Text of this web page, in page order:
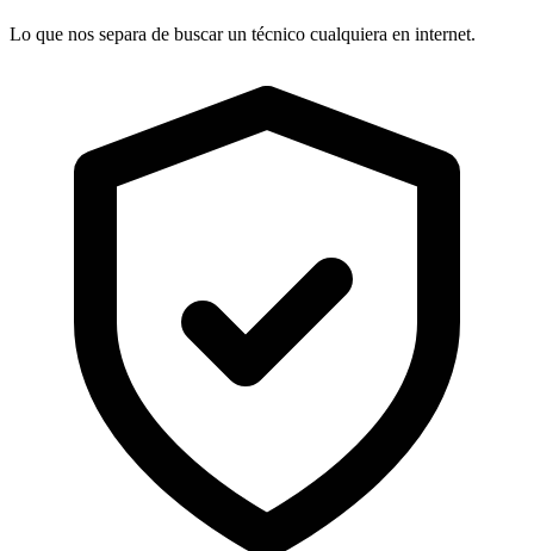
Lo que nos separa de buscar un técnico cualquiera en internet.